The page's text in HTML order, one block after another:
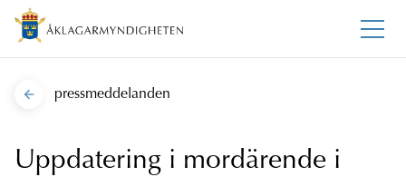
pressmeddelanden
Uppdatering i mordärende i